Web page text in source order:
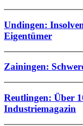
Undingen:
Eigentümer
Zainingen:
Reutlingen: Über
Industriemagazin